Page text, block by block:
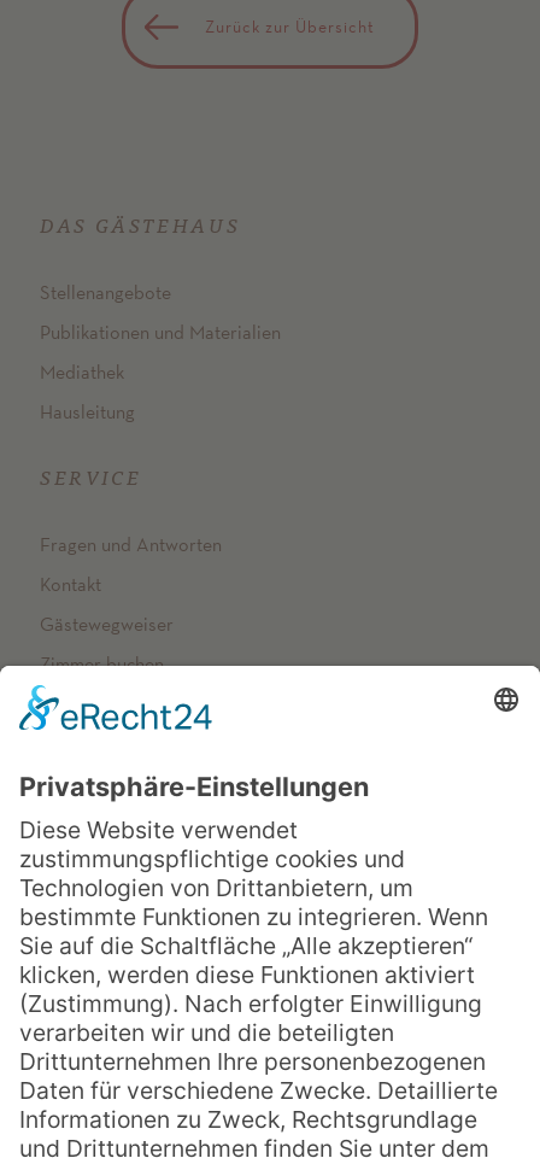
Zurück zur Übersicht
DAS GÄSTEHAUS
Stellenangebote
Publikationen und Materialien
Mediathek
Hausleitung
SERVICE
Fragen und Antworten
Kontakt
Gästewegweiser
Zimmer buchen
NETZWERK
Arenberger Dominikanerinnen
op-schreibt
Vincenzhaus Oberhausen
Spenden